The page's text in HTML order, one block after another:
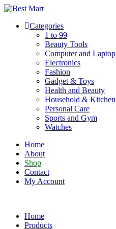
Skip
content Categories
1 to 99
Beauty Tools
Computer and Laptop
Electronics
Fashion
Gadget & Toys
Health and Beauty
Household & Kitchen
Personal Care
Sports and Gym
Watches
Home
About
Shop
Contact
My Account
Home
Products